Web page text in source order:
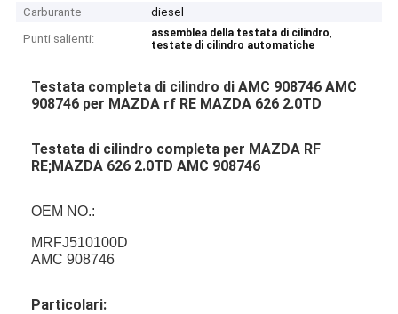
Carburante
diesel
Punti salienti:
assemblea della testata di cilindro,
testate di cilindro automatiche
Testata completa di cilindro di AMC 908746 AMC
908746 per MAZDA rf RE MAZDA 626 2.0TD
Testata di cilindro completa per MAZDA RF
RE;MAZDA 626 2.0TD AMC 908746
OEM NO.:
MRFJ510100D
AMC 908746
Particolari: